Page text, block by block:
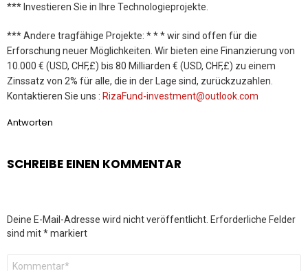
*** Investieren Sie in Ihre Technologieprojekte.
*** Andere tragfähige Projekte: * * * wir sind offen für die
Erforschung neuer Möglichkeiten. Wir bieten eine Finanzierung von
10.000 € (USD, CHF,£) bis 80 Milliarden € (USD, CHF,£) zu einem
Zinssatz von 2% für alle, die in der Lage sind, zurückzuzahlen.
Kontaktieren Sie uns : RizaFund-investment@outlook.com
Antworten
SCHREIBE EINEN KOMMENTAR
Deine E-Mail-Adresse wird nicht veröffentlicht. Erforderliche Felder
sind mit*markiert
Kommentar